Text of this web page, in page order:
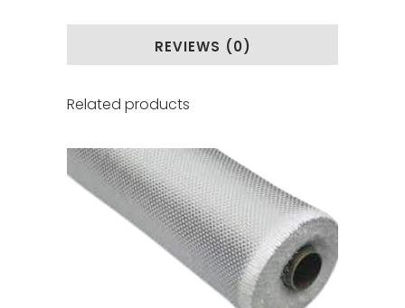
REVIEWS (0)
Related products